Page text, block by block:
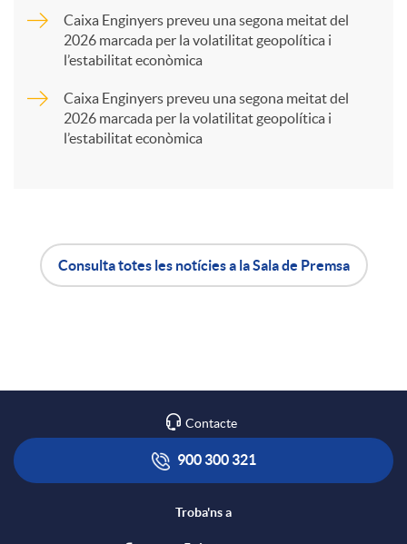
x
Caixa Enginyers preveu una segona meitat del
2026 marcada per la volatilitat geopolítica i
l’estabilitat econòmica
Caixa Enginyers preveu una segona meitat del
2026 marcada per la volatilitat geopolítica i
l’estabilitat econòmica
i
ó
Consulta totes les notícies a la Sala de Premsa
Contacte
900 300 321
Troba'ns a